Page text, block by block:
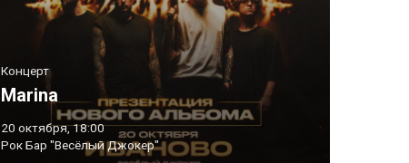
Концерт
Marina
20 октября, 18:00
Рок Бар "Весёлый Джокер"